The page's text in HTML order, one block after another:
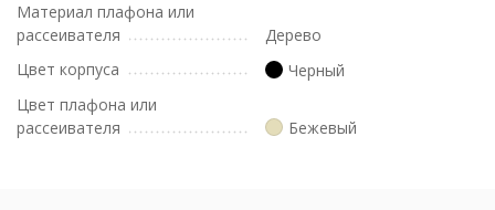
Материал плафона или
рассеивателя
Дерево
Цвет корпуса
Черный
Цвет плафона или
рассеивателя
Бежевый